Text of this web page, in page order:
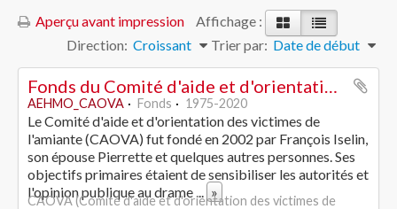
Aperçu avant impression
Affichage :
Trier par: Date de début
Direction: Croissant
Fonds du Comité d'aide et d'orientation des victimes de l'amiante
AEHMO_CAOVA Fonds 1975-2020
Le Comité d'aide et d'orientation des victimes de
l'amiante (CAOVA) fut fondé en 2002 par François Iselin,
son épouse Pierrette et quelques autres personnes. Ses
objectifs primaires étaient de sensibiliser les autorités et
l'opinion publique au drame... »
CAOVA (Comité d'aide et d'orientation des victimes de